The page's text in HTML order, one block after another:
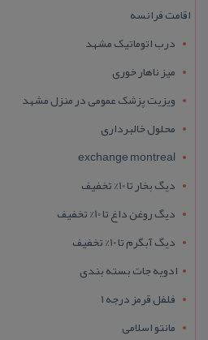
اقامت فرانسه
درب اتوماتیک مشهد
میز ناهار خوری
ویزیت پزشک عمومی در منزل مشهد
محلول خالبرداری
exchange montreal
دیگ بخار تا 10% تخفیف
دیگ روغن داغ تا 10% تخفیف
دیگ آبگرم تا 10% تخفیف
ادویه جات بسته بندی
فلفل قرمز درجه 1
مانتو اسلامی